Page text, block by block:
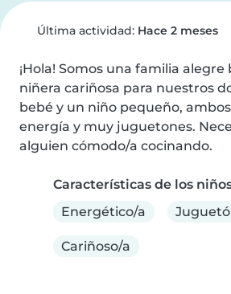
Última actividad: Hace 2 meses
¡Hola! Somos una familia
niñera cariñosa para nuestros
bebé y un niño pequeño,
energía y muy juguetones.
alguien cómodo/a cocinando.
Características de los
Energético/a
Cariñoso/a